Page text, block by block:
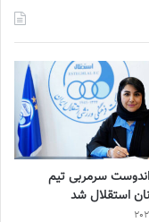
سرمربی تیم
استقلال شد